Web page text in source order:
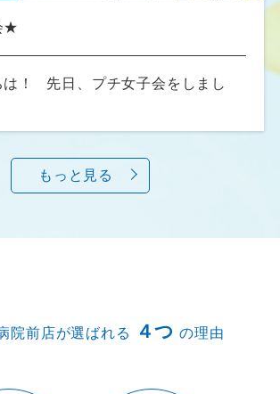
★
は！ 先日、プチ女子会をしまし
もっと見る
院前店が選ばれる ４つ の理由